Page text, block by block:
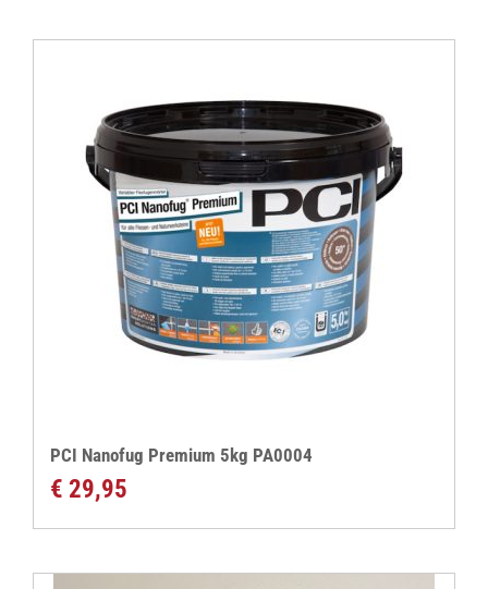
PCI Nanofug Premium 5kg PA0004
€ 29,95